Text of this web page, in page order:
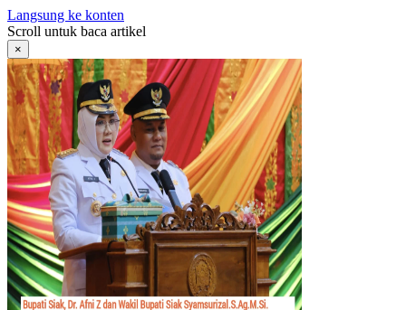
Langsung ke konten
Scroll untuk baca artikel
×